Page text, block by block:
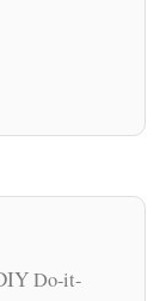
Do-it-